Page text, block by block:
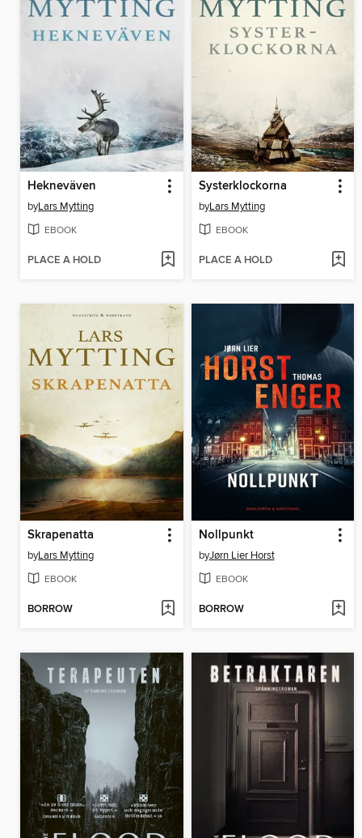
Hekneväven
byLars Mytting
EBOOK
PLACE A HOLD
Systerklockorna
byLars Mytting
EBOOK
PLACE A HOLD
Skrapenatta
byLars Mytting
EBOOK
BORROW
Nollpunkt
byJørn Lier Horst
EBOOK
BORROW